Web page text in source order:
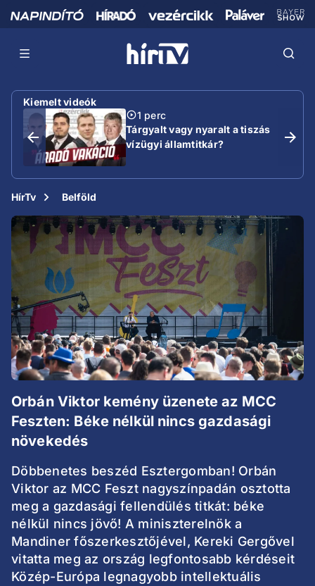
Kiemelt videók
1 perc
Tárgyalt vagy nyaralt a tiszás
vízügyi államtitkár?
HírTv Belföld
Orbán Viktor kemény üzenete az MCC
Feszten: Béke nélkül nincs gazdasági
növekedés
Döbbenetes beszéd Esztergomban! Orbán
Viktor az MCC Feszt nagyszínpadán osztotta
meg a gazdasági fellendülés titkát: béke
nélkül nincs jövő! A miniszterelnök a
Mandiner főszerkesztőjével, Kereki Gergővel
vitatta meg az ország legfontosabb kérdéseit
Közép-Európa legnagyobb intellektuális